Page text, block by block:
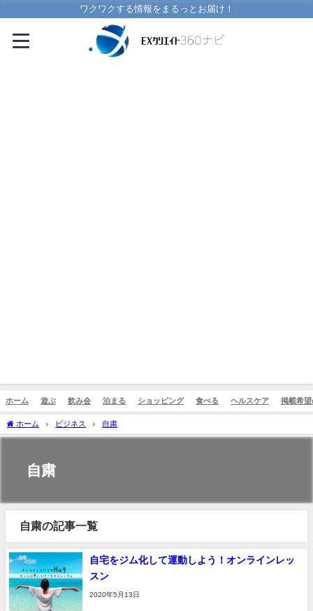
ワクワクする情報をまるっとお届け！
ホーム 遊ぶ 飲み会 泊まる ショッピング 食べる ヘルスケア 掲載希
ホーム ビジネス 自粛
自粛
自粛の記事一覧
自宅をジム化して運動しよう！オンラインレッ
スン
2020年5月13日